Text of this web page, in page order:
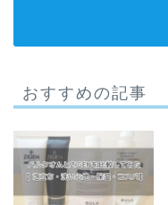
おすすめの記事